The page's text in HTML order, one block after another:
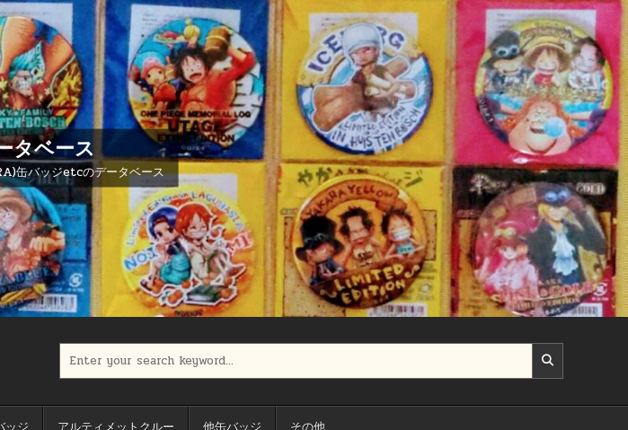
タベース
缶バッジetcのデータベース
ッジ アルティメットクルー 他缶バッジ その他